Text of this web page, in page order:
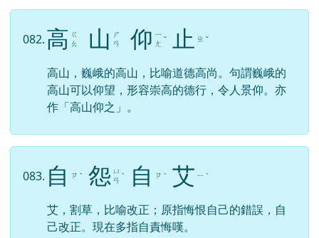
082.高 ㄍ
ㄠ
山
ㄕ
ㄢ
仰 ㄧ
ㄤ ˇ 止 ㄓ ˇ
高山，巍峨的高山，比喻道德高尚。句謂巍峨的
高山可以仰望，形容崇高的德行，令人景仰。亦
作「高山仰之」。
083. 自 ㄗ ˋ 怨 ㄩ
ㄢ ˋ 自 ㄗ ˋ 艾 ㄧ ˋ
艾，割草，比喻改正；原指悔恨自己的錯誤，自
己改正。現在多指自責悔嘆。